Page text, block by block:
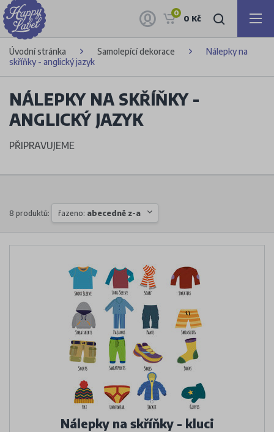
0
0 Kč
Úvodní stránka Samolepící dekorace
Nálepky na
skříňky - anglický jazyk
NÁLEPKY NA SKŘÍŇKY -
ANGLICKÝ JAZYK
PŘIPRAVUJEME
8 produktů: řazeno: abecedně z-a
Nálepky na skříňky - kluci